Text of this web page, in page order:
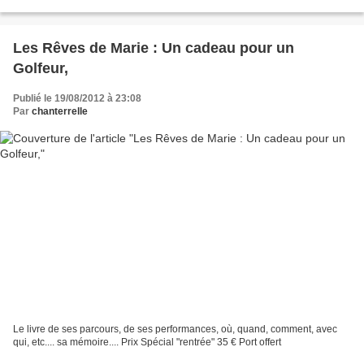
Les Rêves de Marie : Un cadeau pour un
Golfeur,
Publié le 19/08/2012 à 23:08
Par chanterrelle
Le livre de ses parcours, de ses performances, où, quand, comment, avec
qui, etc.... sa mémoire.... Prix Spécial "rentrée" 35 € Port offert